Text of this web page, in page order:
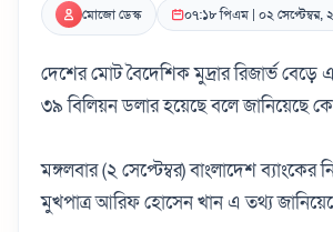
মোজো ডেস্ক ০৭:১৮ পিএম | ০২ সেপ্টেম্বর,
দেশের মোট বৈদেশিক মুদ্রার রিজার্ভ
৩৯ বিলিয়ন ডলার হয়েছে বলে জানিয়েছে
মঙ্গলবার (২ সেপ্টেম্বর) বাংলাদেশ ব্যাংকের
মুখপাত্র আরিফ হোসেন খান এ তথ্য